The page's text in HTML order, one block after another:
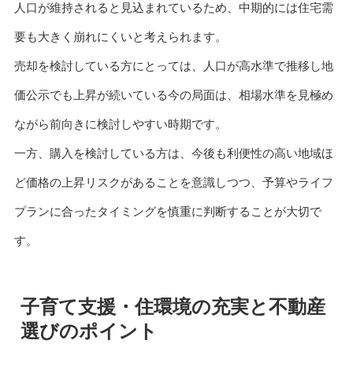
人口が維持されると見込まれているため、中期的には住宅需
要も大きく崩れにくいと考えられます。
売却を検討している方にとっては、人口が高水準で推移し地
価公示でも上昇が続いている今の局面は、相場水準を見極め
ながら前向きに検討しやすい時期です。
一方、購入を検討している方は、今後も利便性の高い地域ほ
ど価格の上昇リスクがあることを意識しつつ、予算やライフ
プランに合ったタイミングを慎重に判断することが大切で
す。
子育て支援・住環境の充実と不動産
選びのポイント